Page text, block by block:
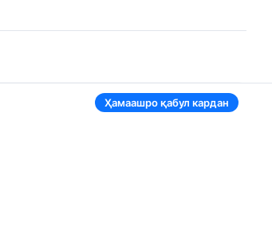
барномаи мобилӣ ҳам қулай
Ҳамаашро қабул кардан